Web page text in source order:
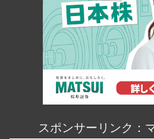
スポンサーリンク：